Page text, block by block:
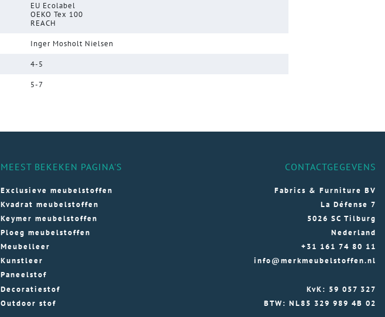
EU Ecolabel
OEKO Tex 100
REACH
Inger Mosholt Nielsen
4-5
5-7
MEEST BEKEKEN PAGINA'S
Exclusieve meubelstoffen
Kvadrat meubelstoffen
Keymer meubelstoffen
Ploeg meubelstoffen
Meubelleer
Kunstleer
Paneelstof
Decoratiestof
Outdoor stof
CONTACTGEGEVENS
Fabrics & Furniture BV
La Défense 7
5026 SC Tilburg
Nederland
+31 161 74 80 11
info@merkmeubelstoffen.nl
KvK: 59 057 327
BTW: NL85 329 989 4B 02